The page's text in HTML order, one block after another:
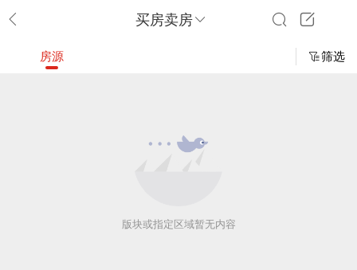
买房卖房
房源 筛选
版块或指定区域暂无内容